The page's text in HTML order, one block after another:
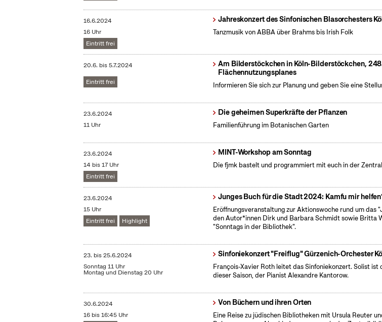
16.6.2024
16 Uhr
Eintritt frei
Jahreskonzert des Sinfonischen Blasorchesters
Tanzmusik von ABBA über Brahms bis Irish Folk
20.6. bis5.7.2024
Eintritt frei
Am Bilderstöckchen in Köln-Bilderstöckchen,
Flächennutzungsplanes
Informieren Sie sich zur Planung und geben Sie eine
23.6.2024
11 Uhr
Die geheimen Superkräfte der Pflanzen
Familienführung im Botanischen Garten
23.6.2024
14 bis 17 Uhr
Eintritt frei
MINT-Workshop am Sonntag
Die fjmk bastelt und programmiert mit euch in der
23.6.2024
15 Uhr
Eintritt frei
Highlight
Junges Buch für die Stadt 2024: Kamfu mir
Eröffnungsveranstaltung zur Aktionswoche rund um das
den Autor*innen Dirk und Barbara Schmidt sowie Britta
"Sonntags in der Bibliothek".
23. bis25.6.2024
Sonntag 11 Uhr
Montag und Dienstag 20 Uhr
Sinfoniekonzert "Freiflug" Gürzenich-Orchester
François-Xavier Roth leitet das Sinfoniekonzert. Solist
dieser Saison, der Pianist Alexandre Kantorow.
30.6.2024
16 bis 16:45 Uhr
Von Büchern und ihren Orten
Eine Reise zu jüdischen Bibliotheken mit Ursula Reuter